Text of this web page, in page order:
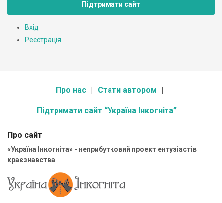
Підтримати сайт
Вхід
Реєстрація
Про нас Стати автором
Підтримати сайт “Україна Інкогніта”
Про сайт
«Україна Інкогніта» - неприбутковий проект ентузіастів
краєзнавства.